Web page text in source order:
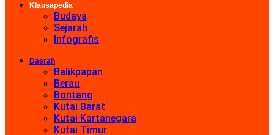
Klausapedia
Budaya
Sejarah
Infografis
Daerah
Balikpapan
Berau
Bontang
Kutai Barat
Kutai Kartanegara
Kutai Timur